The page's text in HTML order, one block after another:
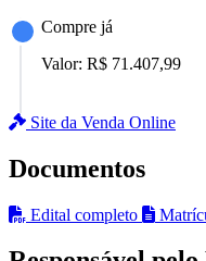
Compre já
Valor: R$ 71.407,99
Site da Venda Online
Documentos
Edital completo